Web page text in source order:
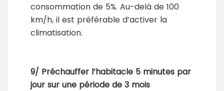
consommation de 5%. Au-delà de 100
km/h, il est préférable d’activer la
climatisation.
9/ Préchauffer l’habitacle 5 minutes par
jour sur une période de 3 mois